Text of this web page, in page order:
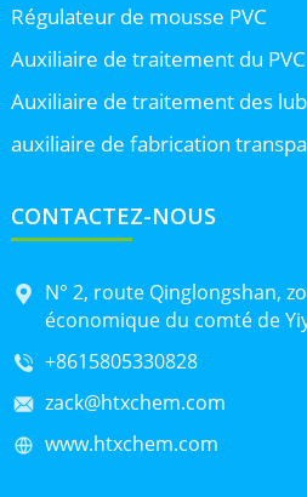
Régulateur de mousse PVC
Auxiliaire de traitement du PVC
Auxiliaire de traitement des
auxiliaire de fabrication
CONTACTEZ-NOUS
N° 2, route Qinglongshan,
économique du comté de
+8615805330828
zack@htxchem.com
www.htxchem.com